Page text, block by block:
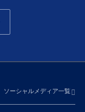
ソーシャルメディア一覧